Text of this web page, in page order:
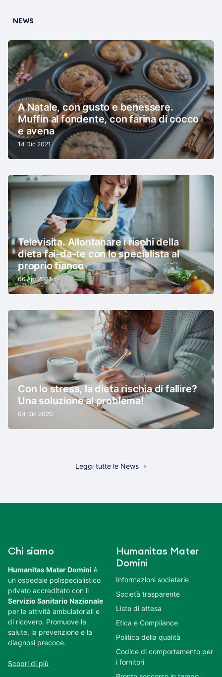
NEWS
A Natale, con gusto e benessere.
Muffin al fondente, con farina di cocco
e avena
14 Dic 2021
Televisita. Allontanare i rischi della
dieta fai-da-te con lo specialista al
proprio fianco
06 Apr 2021
Con lo stress, la dieta rischia di fallire?
Una soluzione al problema!
04 Dic 2020
Leggi tutte le News
Chi siamo
Humanitas Mater Domini è
un ospedale polispecialistico
privato accreditato con il
Servizio Sanitario Nazionale
per le attività ambulatoriali e
di ricovero. Promuove la
salute, la prevenzione e la
diagnosi precoce.
Scopri di più
Humanitas Mater
Domini
Informazioni societarie
Società trasparente
Liste di attesa
Etica e Compliance
Politica della qualità
Codice di comportamento per
i fornitori